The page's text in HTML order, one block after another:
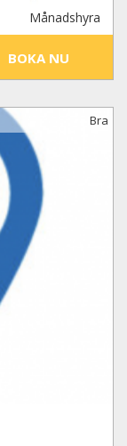
Månadshyra
BOKA NU
Bra